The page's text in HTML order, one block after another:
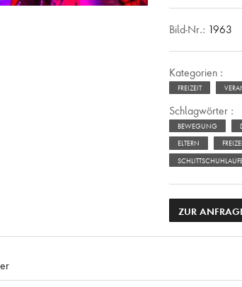
Bild-Nr.: 1963
Kategorien :
FREIZEIT
Schlagwörter :
BEWEGUNG
ELTERN
ZUR